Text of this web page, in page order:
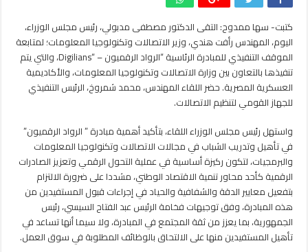
الموقف
التنفيذي
للمبادرة
الرئاسية
“الرواد
الرقميون”
كتبت- سها ممدوح: التقى الدكتور مصطفى مدبولي، رئيس مجلس الوزراء،
اليوم، المهندس رأفت هندي، وزير الاتصالات وتكنولوجيا المعلومات؛ لمتابعة
الموقف التنفيذي للمبادرة الرئاسية “الرواد الرقميون – “Digilians، والتي يتم
تنفيذها بالتعاون بين وزارة الاتصالات وتكنولوجيا المعلومات، والأكاديمية
العسكرية المصرية. حضر اللقاء المهندس، محمد شمروخ، الرئيس التنفيذي
للجهاز القومي لتنظيم الاتصالات.
واستهل رئيس مجلس الوزراء اللقاء، بتأكيد أهمية مبادرة ” الرواد الرقميون”
في تأهيل وتدريب الشباب في مجالات الاتصالات وتكنولوجيا المعلومات
والبرمجيات، لتكون ركيزة أساسية في عملية التحول الرقمي وتعزيز الصادرات
الرقمية كأحد محاور تنمية الاقتصاد الوطني، مشددا على ضرورة الالتزام
بتفعيل معايير الدقة والشفافية والحياد في إجراءات قبول المستفيدين من
هذه المبادرة، وفق توجيهات فخامة الرئيس عبد الفتاح السيسي، رئيس
الجمهورية، بما يعزز من ثقة المجتمع في المبادرة، ولا سيما أنها تساعد في
تأهيل المستفيدين منها على الالتحاق بالوظائف المطلوبة في سوق العمل.